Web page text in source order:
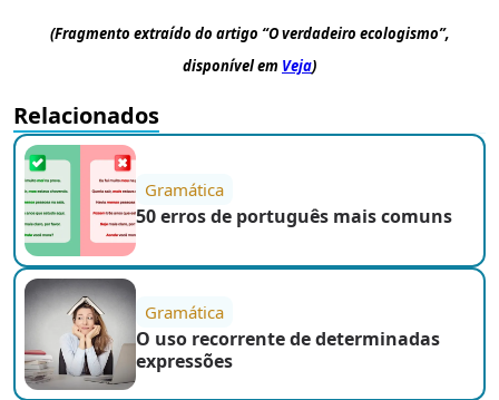
(Fragmento extraído do artigo “O verdadeiro ecologismo”,
disponível em Veja)
Relacionados
Gramática
50 erros de português mais comuns
Gramática
O uso recorrente de determinadas
expressões